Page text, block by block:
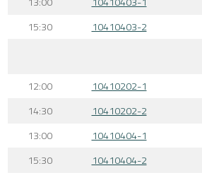
15:30
10410403-2
12:00
10410202-1
14:30
10410202-2
13:00
10410404-1
15:30
10410404-2